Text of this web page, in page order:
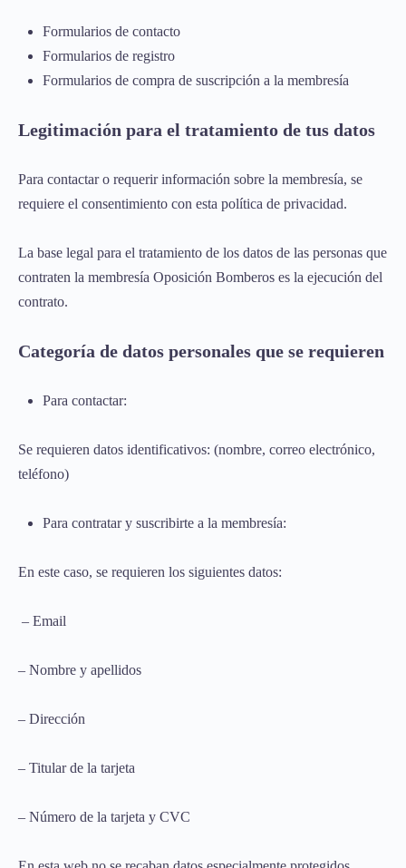
Formularios de contacto
Formularios de registro
Formularios de compra de suscripción a la membresía
Legitimación para el tratamiento de tus datos
Para contactar o requerir información sobre la membresía, se
requiere el consentimiento con esta política de privacidad.
La base legal para el tratamiento de los datos de las personas que
contraten la membresía Oposición Bomberos es la ejecución del
contrato.
Categoría de datos personales que se requieren
Para contactar:
Se requieren datos identificativos: (nombre, correo electrónico,
teléfono)
Para contratar y suscribirte a la membresía:
En este caso, se requieren los siguientes datos:
– Email
– Nombre y apellidos
– Dirección
– Titular de la tarjeta
– Número de la tarjeta y CVC